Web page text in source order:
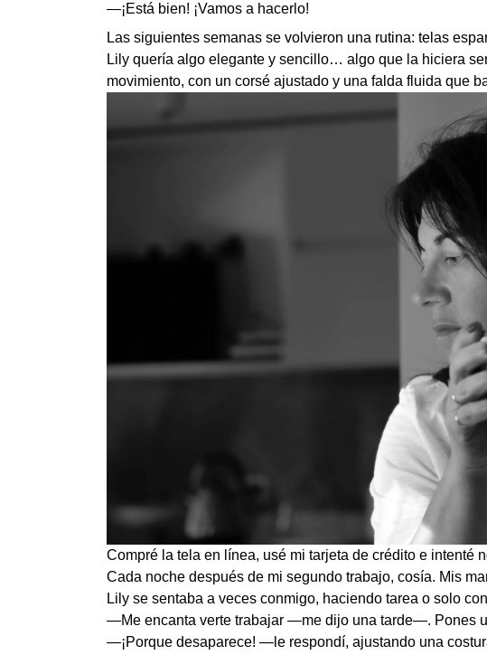
—¡Está bien! ¡Vamos a hacerlo!
Las siguientes semanas se volvieron una rutina: telas
Lily quería algo elegante y sencillo… algo que la hiciera
movimiento, con un corsé ajustado y una falda fluida que
Compré la tela en línea, usé mi tarjeta de crédito e intenté
Cada noche después de mi segundo trabajo, cosía. Mis
Lily se sentaba a veces conmigo, haciendo tarea o solo
—Me encanta verte trabajar —me dijo una tarde—. Pones
—¡Porque desaparece! —le respondí, ajustando una